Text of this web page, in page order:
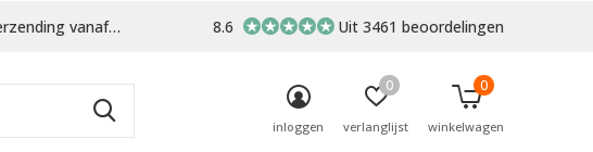
inloggen verlanglijst
0
winkelwagen
0
vanaf €75,- 8.6 Uit 3461 beoordelingen